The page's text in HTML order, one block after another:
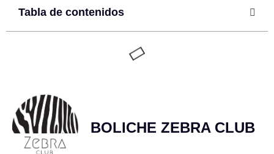
Tabla de contenidos
BOLICHE ZEBRA CLUB